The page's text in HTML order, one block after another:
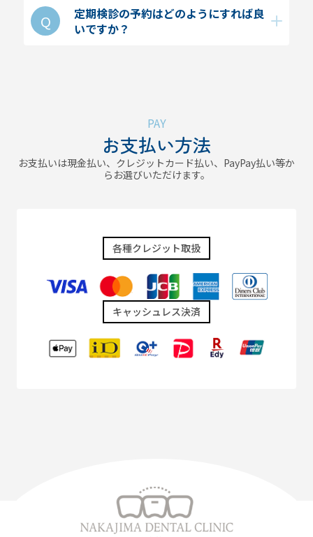
に成長期には、歯並びや噛み合わせの確認も
行います。
定期検診の予約はどのようにすれば良
いですか？
定期検診の予約は、電話やオンライン予約シ
ステムを利用して簡単に行えます。通いやす
PAY
お支払い方法
お支払いは現金払い、クレジットカード払い、PayPay払い等か
らお選びいただけます。
各種クレジット取扱
キャッシュレス決済